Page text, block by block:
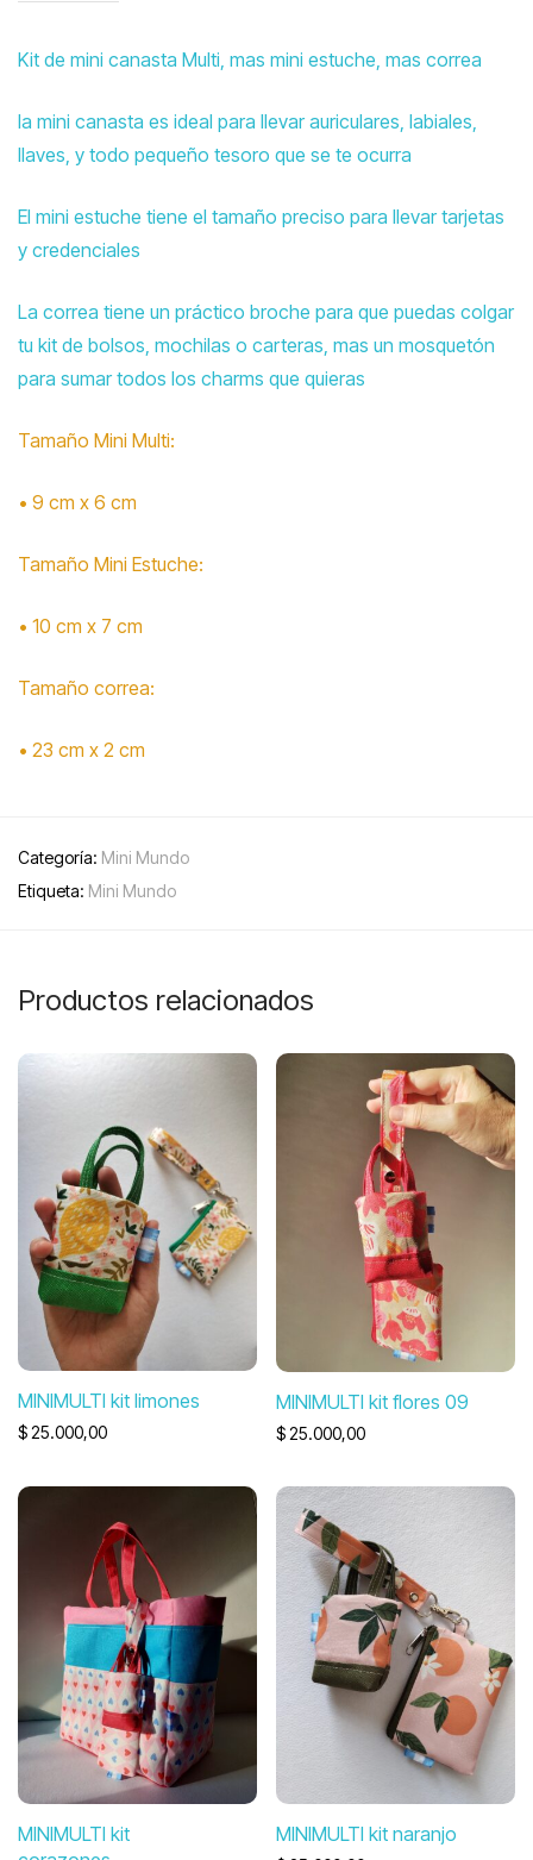
Kit de mini canasta Multi, mas mini estuche, mas correa
la mini canasta es ideal para llevar auriculares, labiales,
llaves, y todo pequeño tesoro que se te ocurra
El mini estuche tiene el tamaño preciso para llevar tarjetas
y credenciales
La correa tiene un práctico broche para que puedas colgar
tu kit de bolsos, mochilas o carteras, mas un mosquetón
para sumar todos los charms que quieras
Tamaño Mini Multi:
• 9 cm x 6 cm
Tamaño Mini Estuche:
• 10 cm x 7 cm
Tamaño correa:
• 23 cm x 2 cm
Categoría: Mini Mundo
Etiqueta: Mini Mundo
Productos relacionados
MINIMULTI kit limones
$ 25.000,00
MINIMULTI kit flores 09
$ 25.000,00
MINIMULTI kit
MINIMULTI kit naranjo